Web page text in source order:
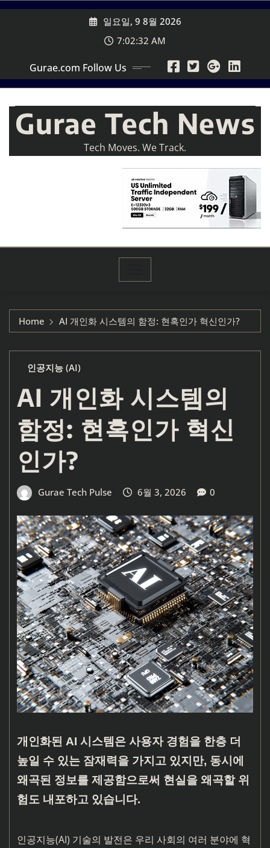
Skip
일요일, 9 8월 2026
7:02:34 AM
Gurae.com Follow Us
Gurae Tech News
Tech Moves. We Track.
Home AI 개인화 시스템의 함정: 현혹인가 혁신인가?
인공지능 (AI)
AI 개인화 시스템의
함정: 현혹인가 혁신
인가?
Gurae Tech Pulse 6월 3, 2026 0
개인화된 AI 시스템은 사용자 경험을 한층 더
높일 수 있는 잠재력을 가지고 있지만, 동시에
왜곡된 정보를 제공함으로써 현실을 왜곡할 위
험도 내포하고 있습니다.
인공지능(AI) 기술의 발전은 우리 사회의 여러 분야에 혁